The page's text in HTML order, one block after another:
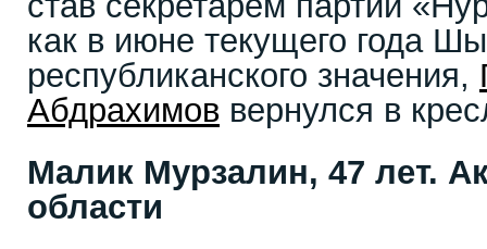
как в июне текущего года
республиканского значения,
Абдрахимов вернулся в
Малик Мурзалин, 47 лет.
области